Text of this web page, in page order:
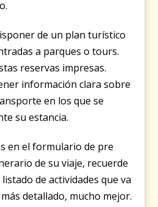
de un plan turístico
a parques o tours.
reservas impresas.
información clara sobre
en los que se
su estancia.
en el formulario de pre
de su viaje, recuerde
de actividades que va
detallado, mucho mejor.